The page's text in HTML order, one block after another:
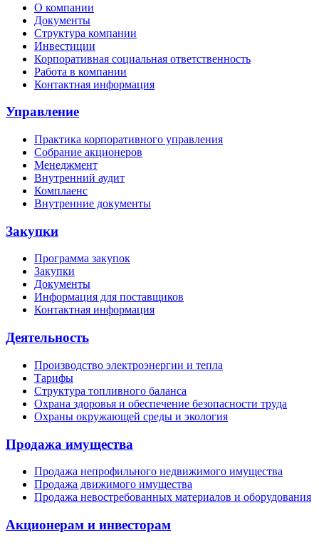
О компании
Документы
Структура компании
Инвестиции
Корпоративная социальная ответственность
Работа в компании
Контактная информация
Управление
Практика корпоративного управления
Собрание акционеров
Менеджмент
Внутренний аудит
Комплаенс
Внутренние документы
Закупки
Программа закупок
Закупки
Документы
Информация для поставщиков
Контактная информация
Деятельность
Производство электроэнергии и тепла
Тарифы
Структура топливного баланса
Охрана здоровья и обеспечение безопасности труда
Охраны окружающей среды и экология
Продажа имущества
Продажа непрофильного недвижимого имущества
Продажа движимого имущества
Продажа невостребованных материалов и оборудования
Акционерам и инвесторам